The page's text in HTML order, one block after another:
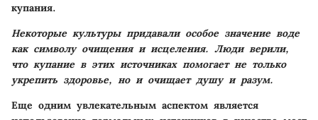
купания.
Некоторые культуры придавали особое значение воде
как символу очищения и исцеления. Люди верили,
что купание в этих источниках помогает не только
укрепить здоровье, но и очищает душу и разум.
Еще одним увлекательным аспектом является